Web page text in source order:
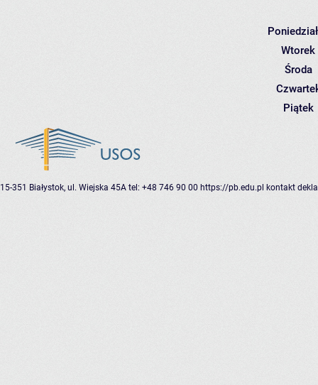
Wtorek
Środa
Piątek
15-351 Białystok, ul. Wiejska 45A tel: +48 746 90 00 https://pb.edu.pl kontakt